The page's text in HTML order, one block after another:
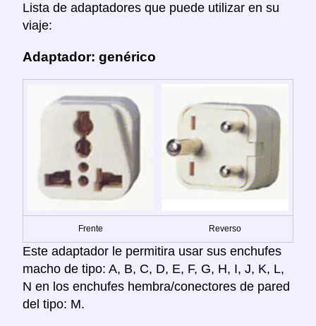
Lista de adaptadores que puede utilizar en su
viaje:
Adaptador: genérico
Frente Reverso
Este adaptador le permitira usar sus enchufes
macho de tipo: A, B, C, D, E, F, G, H, I, J, K, L,
N en los enchufes hembra/conectores de pared
del tipo: M.